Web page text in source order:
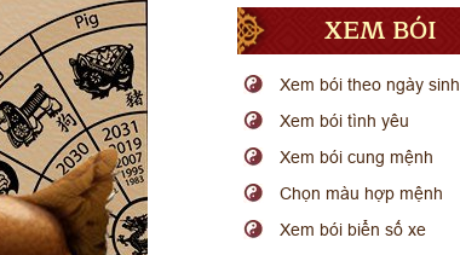
XEM BÓI
Xem bói theo ngày sinh
Xem bói tình yêu
Xem bói cung mệnh
Chọn màu hợp mệnh
Xem bói biển số xe